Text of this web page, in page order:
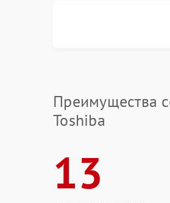
Преимущества
Toshiba
13